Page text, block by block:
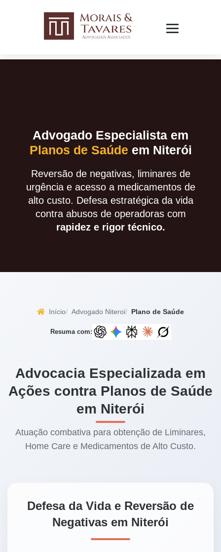
Advogado Especialista em
Planos de Saúde em Niterói
Reversão de negativas, liminares de
urgência e acesso a medicamentos de
alto custo. Defesa estratégica da vida
contra abusos de operadoras com
rapidez e rigor técnico.
Início Advogado Niteroi Plano de Saúde
Resuma com:
Advocacia Especializada em
Ações contra Planos de Saúde
em Niterói
Atuação combativa para obtenção de Liminares,
Home Care e Medicamentos de Alto Custo.
Defesa da Vida e Reversão de
Negativas em Niterói